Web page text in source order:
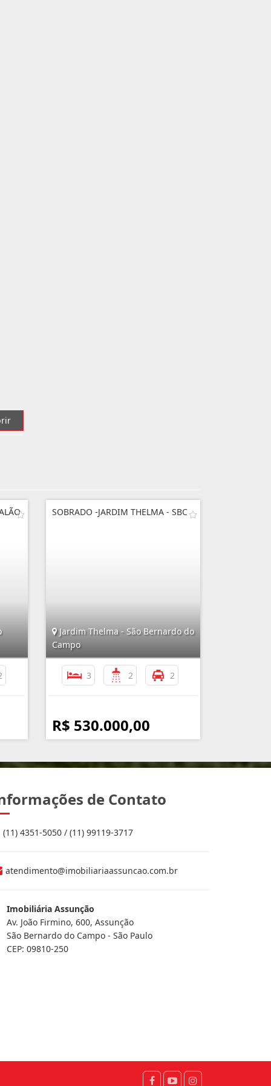
SOBRADO -JARDIM THELMA - SBC
Jardim Thelma - São Bernardo do
Campo
3 2 2
R$ 530.000,00
de Contato
(11) 4351-5050 / (11) 99119-3717
atendimento@imobiliariaassuncao.com.br
Imobiliária Assunção
Av. João Firmino, 600, Assunção
São Bernardo do Campo - São Paulo
CEP: 09810-250